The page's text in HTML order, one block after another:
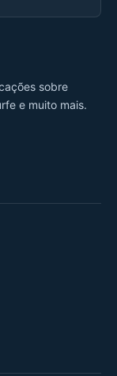
sobre
e muito mais.